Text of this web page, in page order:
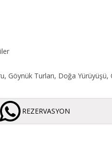
Göynük Turları, Doğa
REZERVASYON